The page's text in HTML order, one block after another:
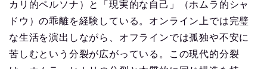
カリ的ペルソナ）と「現実的な自己」（ホムラ的シャ
ドウ）の乖離を経験している。オンライン上では完璧
な生活を演出しながら、オフラインでは孤独や不安に
苦しむという分裂が広がっている。この現代的分裂